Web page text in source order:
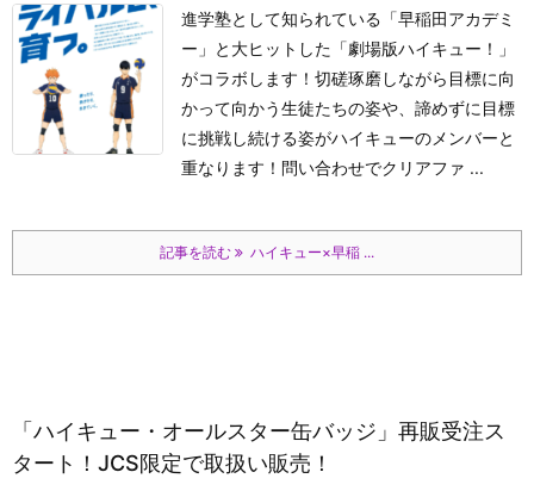
進学塾として知られている「早稲田アカデミ
ー」と大ヒットした「劇場版ハイキュー！」
がコラボします！切磋琢磨しながら目標に向
かって向かう生徒たちの姿や、諦めずに目標
に挑戦し続ける姿がハイキューのメンバーと
重なります！問い合わせでクリアファ ...
記事を読む ハイキュー×早稲 ...
「ハイキュー・オールスター缶バッジ」再販受注ス
タート！JCS限定で取扱い販売！